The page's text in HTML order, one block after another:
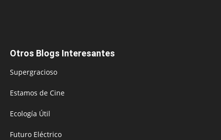
Otros Blogs Interesantes
Supergracioso
Estamos de Cine
Ecología Útil
Futuro Eléctrico